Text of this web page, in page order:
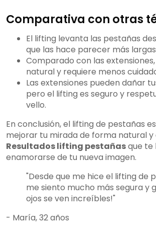
Comparativa con otras
El lifting levanta las pestañas
que las hace parecer más
Comparado con las
natural y requiere menos
Las extensiones pueden dañar
pero el lifting es seguro y
vello.
En conclusión, el lifting de pestañas
mejorar tu mirada de forma natural y
Resultados lifting pestañasque te
enamorarse de tu nueva imagen.
"Desde que me hice el lifting de
me siento mucho más segura y
ojos se ven increíbles!"
- María, 32 años